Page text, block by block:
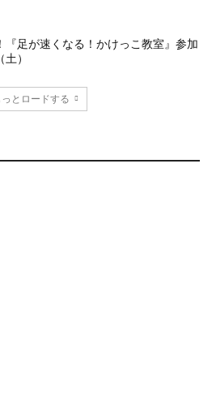
『足が速くなる！かけっこ教室』参加
）
っとロードする